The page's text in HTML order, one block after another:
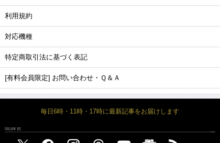
利用規約
対応機種
特定商取引法に基づく表記
[有料会員限定] お問い合わせ・Ｑ＆Ａ
毎日6時・11時・17時に最新記事をお届けします
FOLLOW US